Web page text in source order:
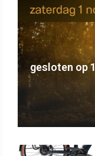
gesloten op